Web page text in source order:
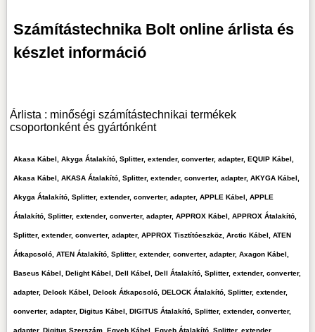
Számítástechnika Bolt online árlista és
készlet információ
Árlista : minőségi számítástechnikai termékek
csoportonként és gyártónként
Akasa Kábel, Akyga Átalakító, Splitter, extender, converter, adapter, EQUIP Kábel,
Akasa Kábel, AKASA Átalakító, Splitter, extender, converter, adapter, AKYGA Kábel,
Akyga Átalakító, Splitter, extender, converter, adapter, APPLE Kábel, APPLE
Átalakító, Splitter, extender, converter, adapter, APPROX Kábel, APPROX Átalakító,
Splitter, extender, converter, adapter, APPROX Tisztítóeszköz, Arctic Kábel, ATEN
Átkapcsoló, ATEN Átalakító, Splitter, extender, converter, adapter, Axagon Kábel,
Baseus Kábel, Delight Kábel, Dell Kábel, Dell Átalakító, Splitter, extender, converter,
adapter, Delock Kábel, Delock Átkapcsoló, DELOCK Átalakító, Splitter, extender,
converter, adapter, Digitus Kábel, DIGITUS Átalakító, Splitter, extender, converter,
adapter, Digitus Szerszám, Egyeb Kábel, Egyeb Átalakító, Splitter, extender,